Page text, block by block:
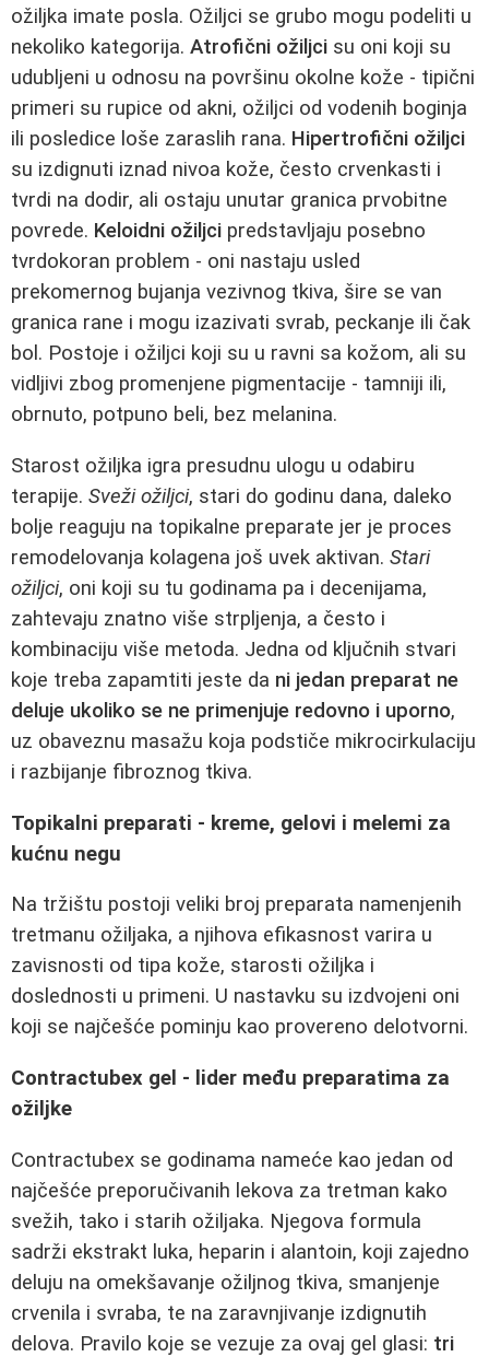
ožiljka imate posla. Ožiljci se grubo mogu podeliti u
nekoliko kategorija. Atrofični ožiljci su oni koji su
udubljeni u odnosu na površinu okolne kože - tipični
primeri su rupice od akni, ožiljci od vodenih boginja
ili posledice loše zaraslih rana. Hipertrofični ožiljci
su izdignuti iznad nivoa kože, često crvenkasti i
tvrdi na dodir, ali ostaju unutar granica prvobitne
povrede. Keloidni ožiljci predstavljaju posebno
tvrdokoran problem - oni nastaju usled
prekomernog bujanja vezivnog tkiva, šire se van
granica rane i mogu izazivati svrab, peckanje ili čak
bol. Postoje i ožiljci koji su u ravni sa kožom, ali su
vidljivi zbog promenjene pigmentacije - tamniji ili,
obrnuto, potpuno beli, bez melanina.
Starost ožiljka igra presudnu ulogu u odabiru
terapije. Sveži ožiljci, stari do godinu dana, daleko
bolje reaguju na topikalne preparate jer je proces
remodelovanja kolagena još uvek aktivan. Stari
ožiljci, oni koji su tu godinama pa i decenijama,
zahtevaju znatno više strpljenja, a često i
kombinaciju više metoda. Jedna od ključnih stvari
koje treba zapamtiti jeste da ni jedan preparat ne
deluje ukoliko se ne primenjuje redovno i uporno,
uz obaveznu masažu koja podstiče mikrocirkulaciju
i razbijanje fibroznog tkiva.
Topikalni preparati - kreme, gelovi i melemi za
kućnu negu
Na tržištu postoji veliki broj preparata namenjenih
tretmanu ožiljaka, a njihova efikasnost varira u
zavisnosti od tipa kože, starosti ožiljka i
doslednosti u primeni. U nastavku su izdvojeni oni
koji se najčešće pominju kao provereno delotvorni.
Contractubex gel - lider među preparatima za
ožiljke
Contractubex se godinama nameće kao jedan od
najčešće preporučivanih lekova za tretman kako
svežih, tako i starih ožiljaka. Njegova formula
sadrži ekstrakt luka, heparin i alantoin, koji zajedno
deluju na omekšavanje ožiljnog tkiva, smanjenje
crvenila i svraba, te na zaravnjivanje izdignutih
delova. Pravilo koje se vezuje za ovaj gel glasi: tri